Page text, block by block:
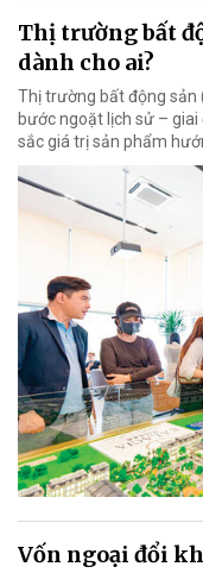
Thị trường bất
dành cho ai?
Thị trường bất động sản
bước ngoặt lịch sử –
sắc giá trị sản phẩm
Vốn ngoại đổi